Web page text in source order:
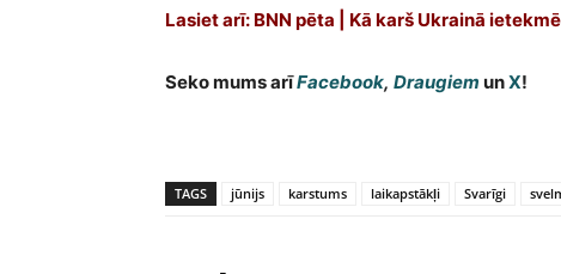
Lasiet arī: BNN pēta | Kā karš Ukrainā
Seko mums arīFacebook, Draugiem unX!
TAGS jūnijs karstums laikapstākļi Svarīgi